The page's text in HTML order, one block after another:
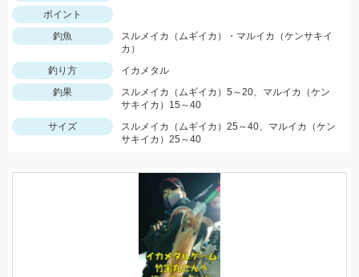
ポイント
釣魚
スルメイカ（ムギイカ）・マルイカ（ケンサキイ
カ）
釣り方
イカメタル
釣果
スルメイカ（ムギイカ）5～20、マルイカ（ケン
サキイカ）15～40
サイズ
スルメイカ（ムギイカ）25～40、マルイカ（ケン
サキイカ）25～40